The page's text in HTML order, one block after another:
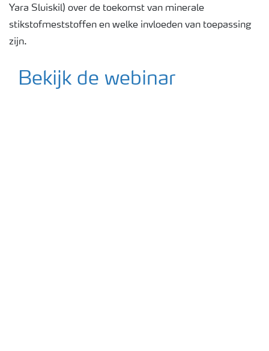
Podcasts
Yara Sluiskil) over de toekomst van minerale
stikstofmeststoffen en welke invloeden van toepassing
zijn.
Bekijk de webinar